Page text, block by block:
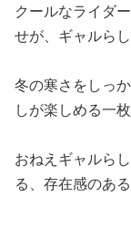
クールなライダ
せが、ギャルら
冬の寒さをしっ
しが楽しめる一枚
おねえギャルら
る、存在感のあ